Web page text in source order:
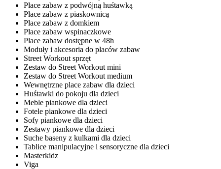
Place zabaw z podwójną huśtawką
Place zabaw z piaskownicą
Place zabaw z domkiem
Place zabaw wspinaczkowe
Place zabaw dostępne w 48h
Moduły i akcesoria do placów zabaw
Street Workout sprzęt
Zestaw do Street Workout mini
Zestaw do Street Workout medium
Wewnętrzne place zabaw dla dzieci
Huśtawki do pokoju dla dzieci
Meble piankowe dla dzieci
Fotele piankowe dla dzieci
Sofy piankowe dla dzieci
Zestawy piankowe dla dzieci
Suche baseny z kulkami dla dzieci
Tablice manipulacyjne i sensoryczne dla dzieci
Masterkidz
Viga